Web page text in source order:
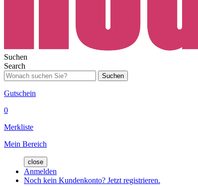
Suchen
Search
Suchen
Gutschein
0
Merkliste
Mein Bereich
close
Anmelden
Noch kein Kundenkonto? Jetzt registrieren.